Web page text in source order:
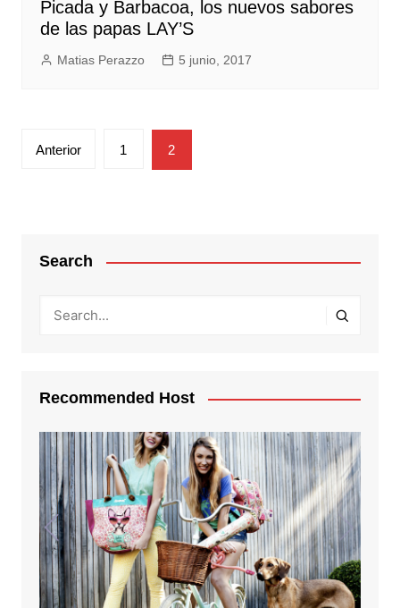
Picada y Barbacoa, los nuevos sabores
de las papas LAY’S
Matias Perazzo 5 junio, 2017
Paginación
Anterior 1 2
Search
Recommended Host